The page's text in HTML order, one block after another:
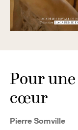
Pour
cœur
Pierre Somville